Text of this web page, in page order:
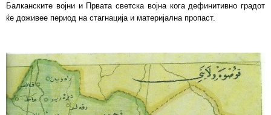
Балканските војни и Првата светска војна кога дефинитивно градот
ќе доживее период на стагнација и материјална пропаст.